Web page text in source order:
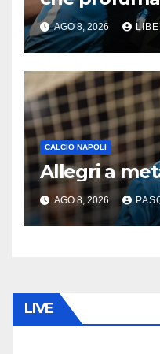
AGO 8, 2026
CALCIO NAPOLI
Allegri a
AGO 8, 2026
LIVE